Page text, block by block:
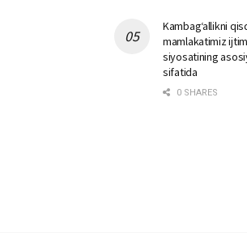
Kambag‘allikni
mamlakatimiz
siyosatining
sifatida
0 SHARES